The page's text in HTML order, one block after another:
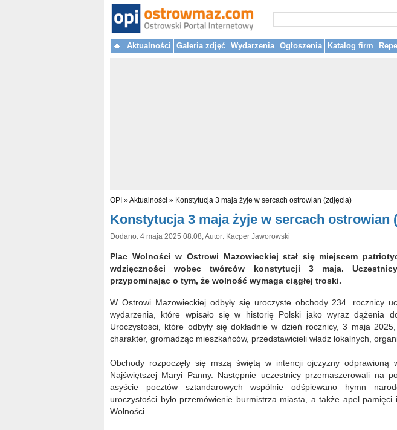
Aktualności Galeria zdjęć Wydarzenia Ogłoszenia Katalog firm
OPI »Aktualności » Konstytucja 3 maja żyje w sercach ostrowian (zdjęcia)
Konstytucja 3 maja żyje w sercach ostrowian
Dodano: 4 maja 2025 08:08, Autor: Kacper Jaworowski
Plac Wolności w Ostrowi Mazowieckiej stał się miejscem
wdzięczności wobec twórców konstytucji 3 maja.
przypominając o tym, że wolność wymaga ciągłej troski.
W Ostrowi Mazowieckiej odbyły się uroczyste obchody 234. rocznicy
wydarzenia, które wpisało się w historię Polski jako wyraz dążenia
Uroczystości, które odbyły się dokładnie w dzień rocznicy, 3 maja
charakter, gromadząc mieszkańców, przedstawicieli władz lokalnych,
Obchody rozpoczęły się mszą świętą w intencji ojczyzny odprawioną
Najświętszej Maryi Panny. Następnie uczestnicy przemaszerowali na
asyście pocztów sztandarowych wspólnie odśpiewano hymn
uroczystości było przemówienie burmistrza miasta, a także apel pamięci
Wolności.